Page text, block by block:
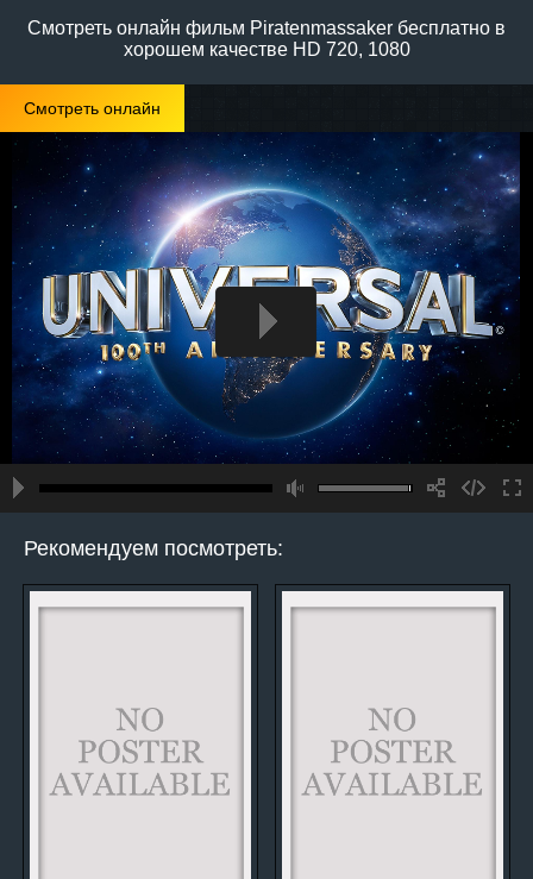
Смотреть онлайн фильм Piratenmassaker бесплатно в
хорошем качестве HD 720, 1080
Смотреть онлайн
Рекомендуем посмотреть: